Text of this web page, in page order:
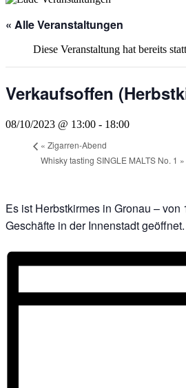
« Alle Veranstaltungen
Diese Veranstaltung hat bereits
Verkaufsoffen
08/10/2023 @ 13:00 - 18:00
« Zigarren-Abend
Whisky tasting SINGLE MALTS No. 1 »
Es ist Herbstkirmes in Gronau – von
Geschäfte in der Innenstadt